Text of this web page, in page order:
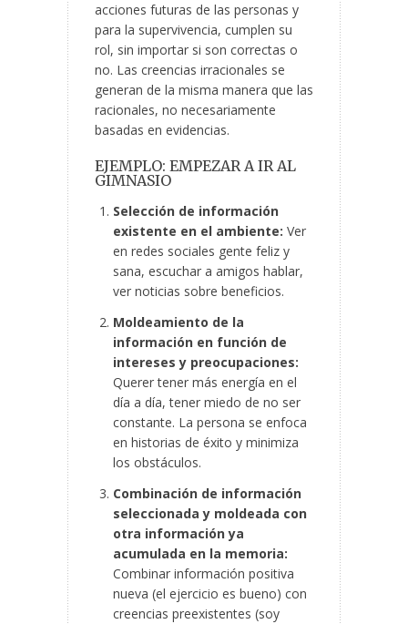
acciones futuras de las personas y
para la supervivencia, cumplen su
rol, sin importar si son correctas o
no. Las creencias irracionales se
generan de la misma manera que las
racionales, no necesariamente
basadas en evidencias.
EJEMPLO: EMPEZAR A IR AL
GIMNASIO
Selección de información
existente en el ambiente: Ver
en redes sociales gente feliz y
sana, escuchar a amigos hablar,
ver noticias sobre beneficios.
Moldeamiento de la
información en función de
intereses y preocupaciones:
Querer tener más energía en el
día a día, tener miedo de no ser
constante. La persona se enfoca
en historias de éxito y minimiza
los obstáculos.
Combinación de información
seleccionada y moldeada con
otra información ya
acumulada en la memoria:
Combinar información positiva
nueva (el ejercicio es bueno) con
creencias preexistentes (soy